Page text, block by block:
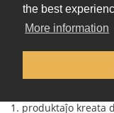
the best
More information
Substantivoj
sube. Tiuj kiuj
inoj kaj oni povas
inverse. Vidu $24
-ada
1. produktaĵo kreata